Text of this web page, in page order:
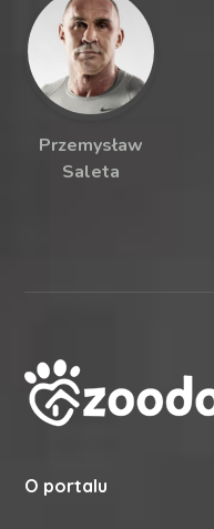
Przemysław
Saleta
O portalu